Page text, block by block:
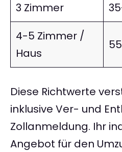
3 Zimmer
4-5 Zimmer /
Haus
Diese Richtwerte
inklusive Ver- und
Zollanmeldung. Ihr
Angebot für den